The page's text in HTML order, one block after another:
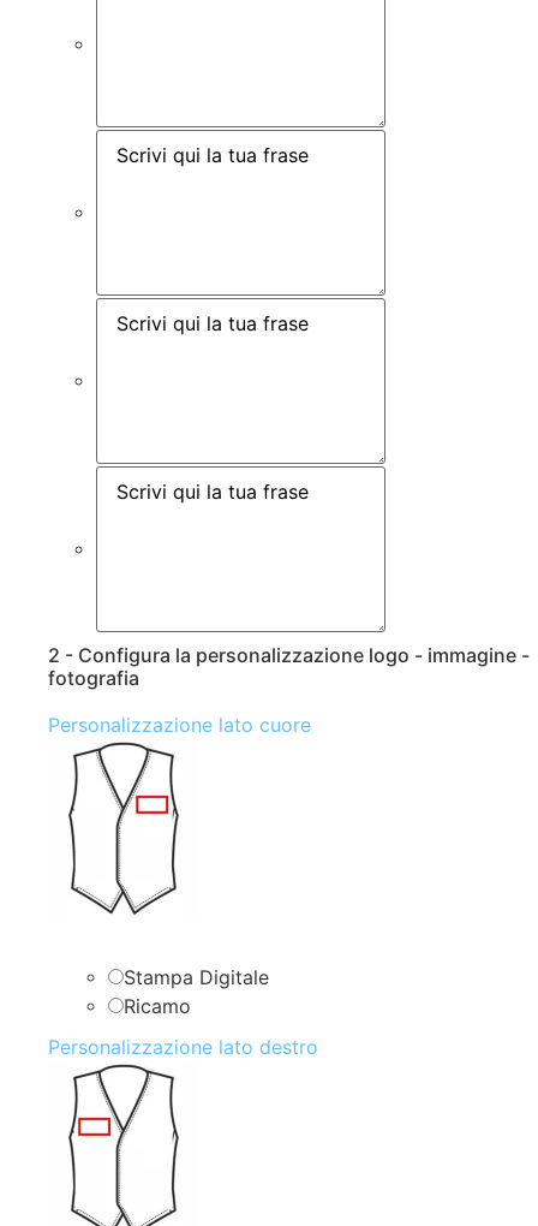
2 - Configura la personalizzazione logo - immagine -
fotografia
Personalizzazione lato cuore
Stampa Digitale
Ricamo
Personalizzazione lato destro